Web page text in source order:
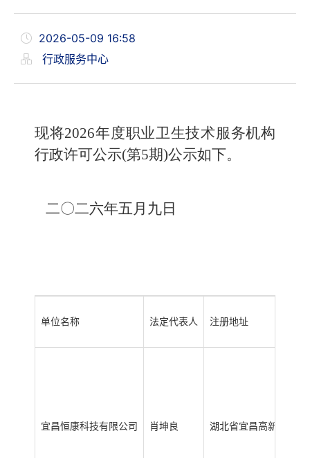
2026-05-09 16:58
行政服务中心
现将2026年度职业卫生技术服务机构
行政许可公示(第5期)公示如下。
二〇二六年五月九日
单位名称 法定代表人 注册地址
宜昌恒康科技有限公司 肖坤良 湖北省宜昌高新区发